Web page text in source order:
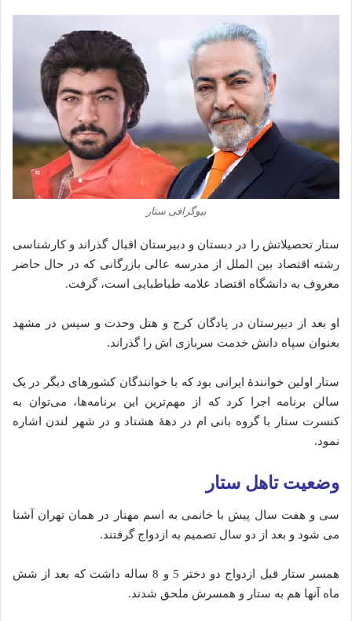
بیوگرافی ستار
ستار تحصیلاتش را در دبستان و دبیرستان اقبال گذراند و کارشناسی
رشته اقتصاد بین الملل از مدرسه عالی بازرگانی که در حال حاضر
معروف به دانشگاه اقتصاد علامه طباطبایی است، گرفت.
او بعد از دبیرستان در پادگان کرج و هتل وحدت و سپس در مشهد
بعنوان سپاه دانش خدمت سربازی اش را گذراند.
ستار اولین خوانندهٔ ایرانی بود که با خوانندگان کشورهای دیگر در یک
سالن برنامه اجرا کرد که از مهم‌ترین این برنامه‌ها، می‌توان به
کنسرت ستار با گروه بانی ام در دههٔ هشتاد و در شهر لندن اشاره
نمود.
وضعیت تاهل ستار
سی و هفت سال پیش با خانمی به اسم مهنار در همان تهران آشنا
می شود و بعد از دو سال تصمیم به ازدواج گرفتند.
همسر ستار قبل ازدواج دو دختر 5 و 8 ساله داشت که بعد از شش
ماه آنها هم به ستار و همسرش ملحق شدند.